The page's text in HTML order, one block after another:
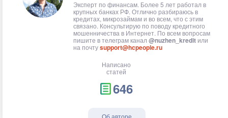
Эксперт по финансам. Более 5 лет работал в
крупных банках РФ. Отлично разбираюсь в
кредитах, микрозаймам и во всем, что с этим
связано. Консультирую по поводу кредитного
мошенничества в Интернет. По всем вопросам
пишите в телеграм канал @nuzhen_kredit или
на почтуsupport@hcpeople.ru
Написано
статей
646
Об авторе